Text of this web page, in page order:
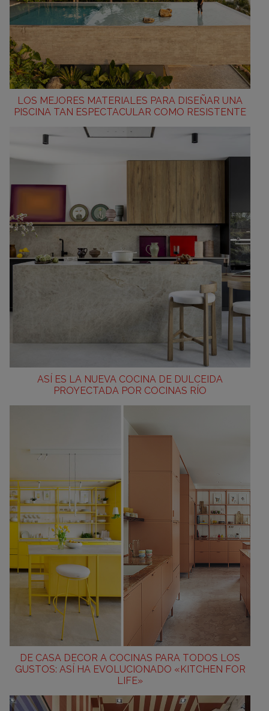
LOS MEJORES MATERIALES PARA DISEÑAR UNA
PISCINA TAN ESPECTACULAR COMO RESISTENTE
ASÍ ES LA NUEVA COCINA DE DULCEIDA
PROYECTADA POR COCINAS RÍO
DE CASA DECOR A COCINAS PARA TODOS LOS
GUSTOS: ASÍ HA EVOLUCIONADO «KITCHEN FOR
LIFE»